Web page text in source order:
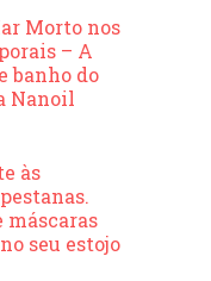
Morto nos
– A
banho do
Nanoil
às
máscaras
seu estojo